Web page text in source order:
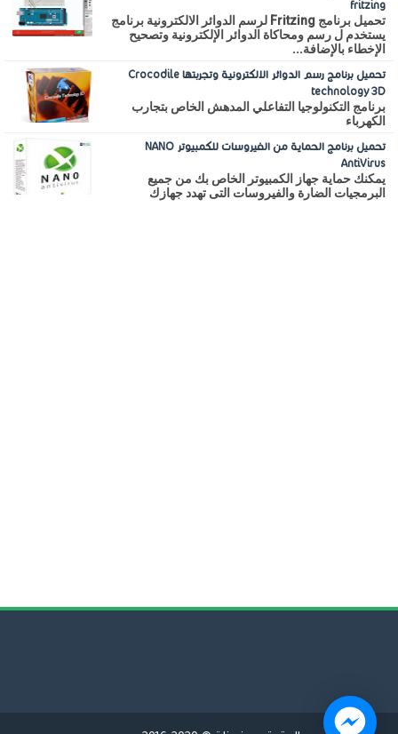
fritzing
تحميل برنامج Fritzing لرسم الدوائر الالكترونية برنامج
يستخدم ل رسم ومحاكاة الدوائر الإلكترونية وتصحيح
الإخطاء بالإضافة...
تحميل برنامج رسم الدوائر الالكترونية وتجربتها Crocodile
technology 3D
برنامج التكنولوجيا التفاعلي المدهش الخاص بتجارب
الكهرباء
تحميل برنامج الحماية من الفيروسات للكمبيوتر NANO
AntiVirus
يمكنك حماية جهاز الكمبيوتر الخاص بك من جميع
البرمجيات الضارة والفيروسات التى تهدد جهازك